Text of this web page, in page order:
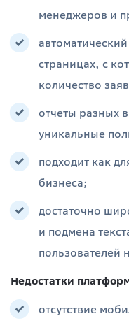
менеджеров и
страницах, с
количество
отчеты разных
уникальные
подходит как
бизнеса;
достаточно
и подмена
пользователей
Недостатки
отсутствие